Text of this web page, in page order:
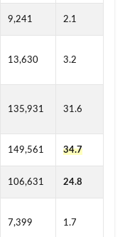
9,241 2.1
13,630 3.2
135,931 31.6
149,561 34.7
106,631 24.8
7,399 1.7